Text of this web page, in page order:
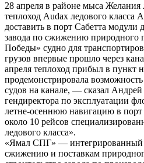
28 апреля в районе мыса Желания
теплоход Audax ледового класса
доставить в порт Сабетта модули
завода по сжижению природного
Победы» судно для
грузов впервые прошло через
апреля теплоход прибыл в пункт
продемонстрировала
судов на канале, — сказал
гендиректора по эксплуатации
летне-осеннюю навигацию в порт
около 10 рейсов
ледового класса».
«Ямал СПГ» — интегрированный
сжижению и поставкам